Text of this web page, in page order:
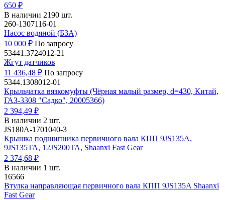
650 ₽
В наличии 2190 шт.
260-1307116-01
Насос водяной (БЗА)
10 000 ₽ По запросу
53441.3724012-21
Жгут датчиков
11 436,48 ₽ По запросу
5344.1308012-01
Крыльчатка вязкомуфты (Чёрная малый размер, d=430, Китай,
ГАЗ-3308 "Садко", 20005366)
2 394,49 ₽
В наличии 2 шт.
JS180A-1701040-3
Крышка подшипника первичного вала КПП 9JS135A,
9JS135TA, 12JS200TA, Shaanxi Fast Gear
2 374,68 ₽
В наличии 1 шт.
16566
Втулка направляющая первичного вала КПП 9JS135A Shaanxi
Fast Gear